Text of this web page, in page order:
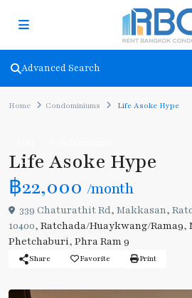
Advanced Search
Home Condominiums Life Asoke Hype
Life Asoke Hype
฿22,000 /month
339 Chaturathit Rd, Makkasan,
10400, Ratchada/Huaykwang/Rama9,
Phetchaburi, Phra Ram 9
Share Favorite Print